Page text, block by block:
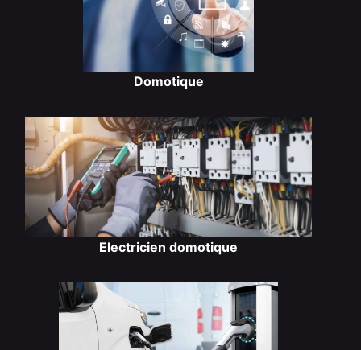
Domotique
Electricien domotique